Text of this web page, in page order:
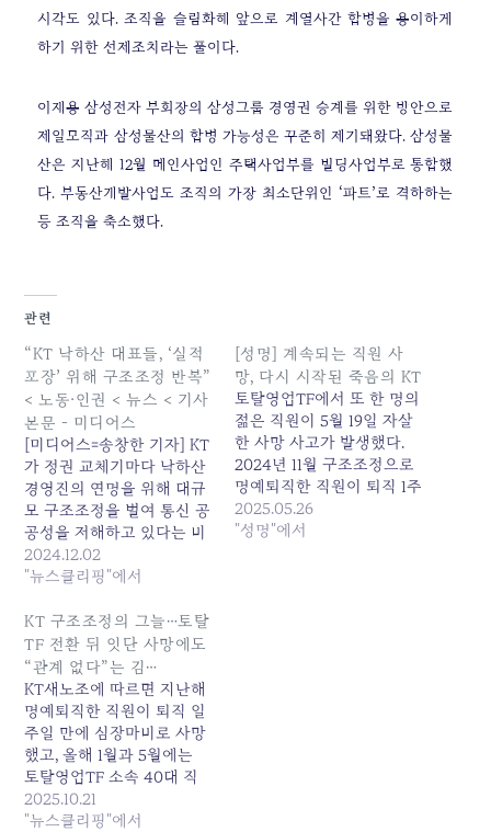
시각도 있다. 조직을 슬림화해 앞으로 계열사간 합병을 용이하게
하기 위한 선제조치라는 풀이다.
이재용 삼성전자 부회장의 삼성그룹 경영권 승계를 위한 방안으로
제일모직과 삼성물산의 합병 가능성은 꾸준히 제기돼왔다. 삼성물
산은 지난해 12월 메인사업인 주택사업부를 빌딩사업부로 통합했
다. 부동산개발사업도 조직의 가장 최소단위인 ‘파트’로 격하하는
등 조직을 축소했다.
관련
“KT 낙하산 대표들, ‘실적
포장’ 위해 구조조정 반복”
< 노동·인권 < 뉴스 < 기사
본문 - 미디어스
[미디어스=송창한 기자] KT
가 정권 교체기마다 낙하산
경영진의 연명을 위해 대규
모 구조조정을 벌여 통신 공
공성을 저해하고 있다는 비
판이 제기된다. 낙하산 사장
들이 경영실적을 포장, 연임
조조정을 통한 인건비 절감
만큼 손쉬운 방법은 없다는
얘기다. 지난해 취임해 '인
위적 구조조정은 없다'고 밝
혀온 김영섭 KT 대표는 올
해 10월부터 '임직원 5750
명 자회사 배치·명예퇴직'이
라는 고강도…
2024.12.02
"뉴스클리핑"에서
[성명] 계속되는 직원 사
망, 다시 시작된 죽음의 KT
토탈영업TF에서 또 한 명의
젊은 직원이 5월 19일 자살
한 사망 사고가 발생했다.
2024년 11월 구조조정으로
명예퇴직한 직원이 퇴직 1주
일만에 심장마비로 돌연 사
망했고, 2025년 1월 토탈영
2025.05.26
"성명"에서
KT 구조조정의 그늘…토탈
TF 전환 뒤 잇단 사망에도
“관계 없다”는 김…
KT새노조에 따르면 지난해
명예퇴직한 직원이 퇴직 일
주일 만에 심장마비로 사망
했고, 올해 1월과 5월에는
토탈영업TF 소속 40대 직
원 두 명이 스스로 생을 마
감했다. 노조는 “갑작스러
2025.10.21
"뉴스클리핑"에서